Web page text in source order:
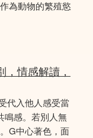
為動物的繁殖慾
情感解讀，
代入他人感受當
鳴感。若別人無
G中心著色，面